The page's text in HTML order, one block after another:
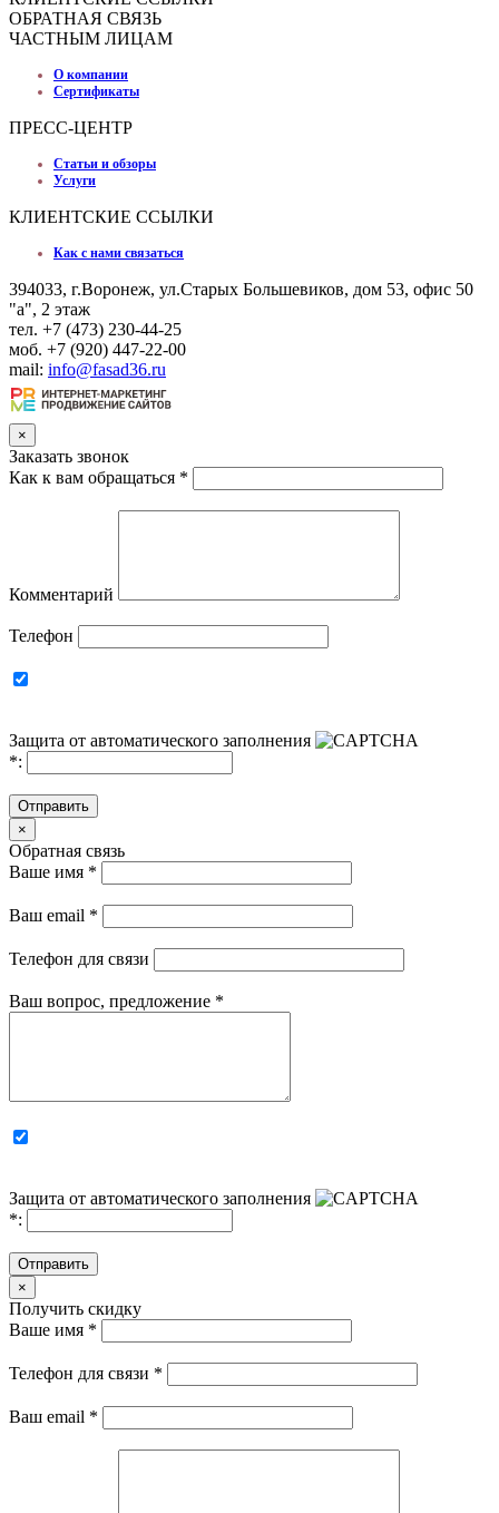
ОБРАТНАЯ СВЯЗЬ
ЧАСТНЫМ ЛИЦАМ
О компании
Сертификаты
ПРЕСС-ЦЕНТР
Статьи и обзоры
Услуги
КЛИЕНТСКИЕ ССЫЛКИ
Как с нами связаться
394033, г.Воронеж, ул.Старых Большевиков, дом 53, офис 50
"а", 2 этаж
тел. +7 (473) 230-44-25
моб. +7 (920) 447-22-00
mail: info@fasad36.ru
×
Заказать звонок
Как к вам обращаться *
Комментарий
Телефон
Защита от автоматического заполнения
*:
Отправить
×
Обратная связь
Ваше имя *
Ваш email *
Телефон для связи
Ваш вопрос, предложение *
Защита от автоматического заполнения
*:
Отправить
×
Получить скидку
Ваше имя *
Телефон для связи *
Ваш email *